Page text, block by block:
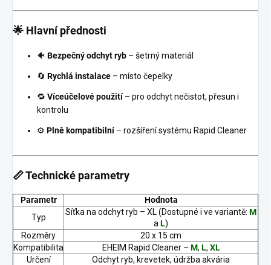
🌟 Hlavní přednosti
🐠 Bezpečný odchyt ryb – šetrný materiál
🔄 Rychlá instalace – místo čepelky
🔁 Víceúčelové použití– pro odchyt nečistot, přesun i
kontrolu
⚙️ Plně kompatibilní– rozšíření systému Rapid Cleaner
📏 Technické parametry
Parametr
Hodnota
Typ
Síťka na odchyt ryb – XL (Dostupné i ve variantě: M
a L)
Rozměry
20 x 15 cm
Kompatibilita
EHEIM Rapid Cleaner – M, L, XL
Určení
Odchyt ryb, krevetek, údržba akvária